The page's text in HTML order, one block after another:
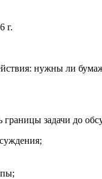
г.
нужны ли
задачи до